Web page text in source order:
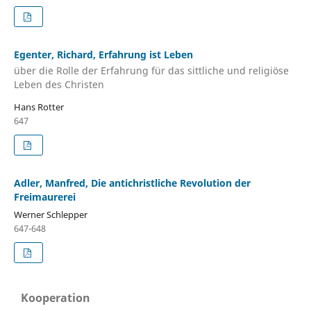
Egenter, Richard, Erfahrung ist Leben
über die Rolle der Erfahrung für das sittliche und religiöse
Leben des Christen
Hans Rotter
647
Adler, Manfred, Die antichristliche Revolution der
Freimaurerei
Werner Schlepper
647-648
Kooperation